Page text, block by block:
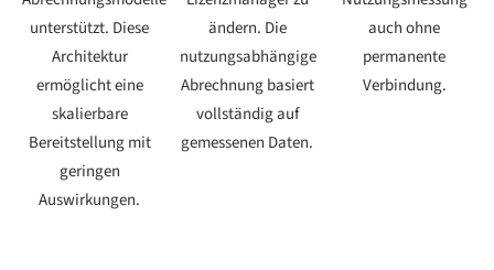
unterstützt. Diese
Architektur
ermöglicht eine
skalierbare
Bereitstellung mit
geringen
Auswirkungen.
ändern. Die
nutzungsabhängige
Abrechnung basiert
vollständig auf
gemessenen Daten.
auch ohne
permanente
Verbindung.